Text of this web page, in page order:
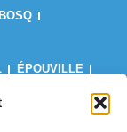
ÉPOUVILLE